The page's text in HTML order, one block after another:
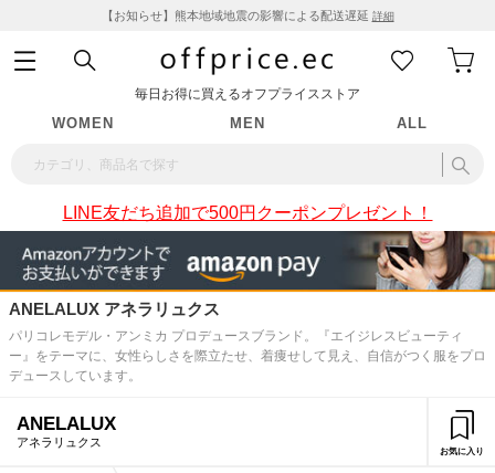
【お知らせ】熊本地域地震の影響による配送遅延 詳細
毎日お得に買えるオフプライスストア
WOMEN MEN ALL
LINE友だち追加で500円クーポンプレゼント！
ANELALUX アネラリュクス
パリコレモデル・アンミカ プロデュースブランド。『エイジレスビューティ
ー』をテーマに、女性らしさを際立たせ、着痩せして見え、自信がつく服をプロ
デュースしています。
ANELALUX
アネラリュクス
お気に入り